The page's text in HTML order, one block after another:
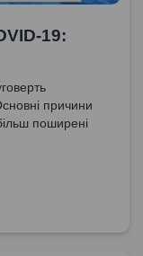
19:
причини
поширені